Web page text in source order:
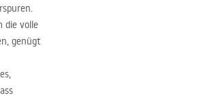
die volle
genügt